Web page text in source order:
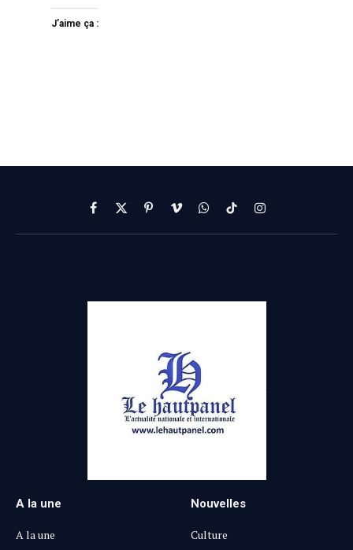
J’aime ça :
Facebook
X
(Twitter)
PinterestVimeoWhatsApp
TikTokInstagram
A la une
A la une
Nouvelles
Culture